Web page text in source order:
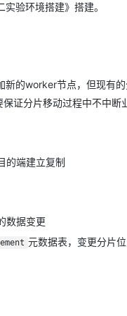
验环境搭建》搭建。
新的worker节点，但现有
证分片移动过程中不中
的端建立复制
数据变更
元数据表，变更分片